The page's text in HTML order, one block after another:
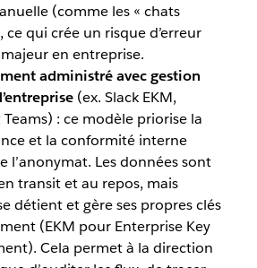
(comme les « chats
ce qui crée un risque d’erreur
en entreprise.
administré avec gestion
(ex. Slack EKM,
: ce modèle priorise la
et la conformité interne
l’anonymat. Les données sont
transit et au repos, mais
détient et gère ses propres clés
(EKM pour Enterprise Key
Cela permet à la direction